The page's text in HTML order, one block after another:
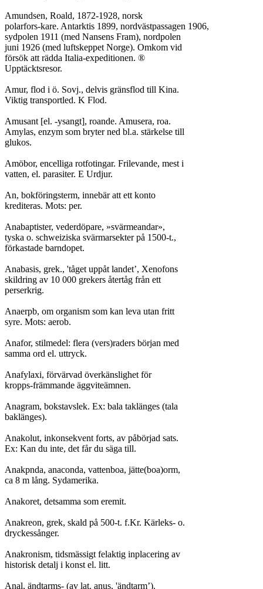
Amundsen, Roald, 1872-1928, norsk
polarfors-kare. Antarktis 1899, nordvästpassagen 1906,
sydpolen 1911 (med Nansens Fram), nordpolen
juni 1926 (med luftskeppet Norge). Omkom vid
försök att rädda Italia-expeditionen. ®
Upptäcktsresor.
Amur, flod i ö. Sovj., delvis gränsflod till Kina.
Viktig transportled. K Flod.
Amusant [el. -ysangt], roande. Amusera, roa.
Amylas, enzym som bryter ned bl.a. stärkelse till
glukos.
Amöbor, encelliga rotfotingar. Frilevande, mest i
vatten, el. parasiter. E Urdjur.
An, bokföringsterm, innebär att ett konto
krediteras. Mots: per.
Anabaptister, vederdöpare, »svärmeandar»,
tyska o. schweiziska svärmarsekter på 1500-t.,
förkastade barndopet.
Anabasis, grek., 'tåget uppåt landet’, Xenofons
skildring av 10 000 grekers återtåg från ett
perserkrig.
Anaerpb, om organism som kan leva utan fritt
syre. Mots: aerob.
Anafor, stilmedel: flera (vers)raders början med
samma ord el. uttryck.
Anafylaxi, förvärvad överkänslighet för
kropps-främmande äggviteämnen.
Anagram, bokstavslek. Ex: bala taklänges (tala
baklänges).
Anakolut, inkonsekvent forts, av påbörjad sats.
Ex: Kan du inte, det får du säga till.
Anakpnda, anaconda, vattenboa, jätte(boa)orm,
ca 8 m lång. Sydamerika.
Anakoret, detsamma som eremit.
Anakreon, grek, skald på 500-t. f.Kr. Kärleks- o.
dryckessånger.
Anakronism, tidsmässigt felaktig inplacering av
historisk detalj i konst el. litt.
Anal, ändtarms- (av lat. anus, 'ändtarm’).